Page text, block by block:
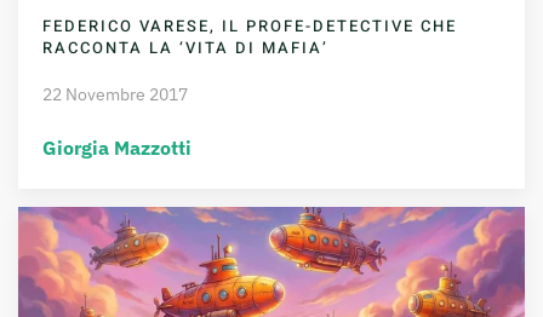
FEDERICO VARESE, IL PROFE-DETECTIVE CHE
RACCONTA LA ‘VITA DI MAFIA’
22 Novembre 2017
Giorgia Mazzotti